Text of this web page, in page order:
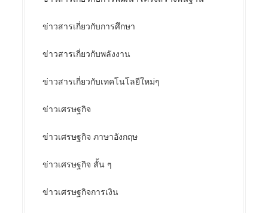
ข่าวสารเกี่ยวกับการศึกษา
ข่าวสารเกี่ยวกับพลังงาน
ข่าวสารเกี่ยวกับเทคโนโลยีใหม่ๆ
ข่าวเศรษฐกิจ
ข่าวเศรษฐกิจ ภาษาอังกฤษ
ข่าวเศรษฐกิจ สั้น ๆ
ข่าวเศรษฐกิจการเงิน